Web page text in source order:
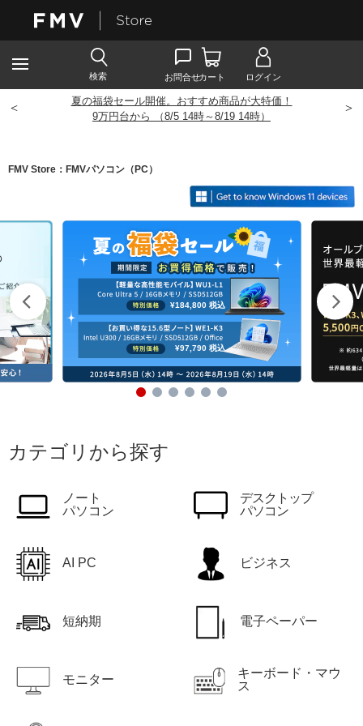
夏の福袋セール開催。おすすめ商品が大特価！
9万円台から （8/5 14時～8/19 14時）
< >
FMV Store：FMVパソコン（PC）
¥184,800 税込
¥97,790 税込
カテゴリから探す
ノート
パソコン
デスクトップ
パソコン
AI PC ビジネス
短納期 電子ペーパー
モニター
キーボード・マウ
ス